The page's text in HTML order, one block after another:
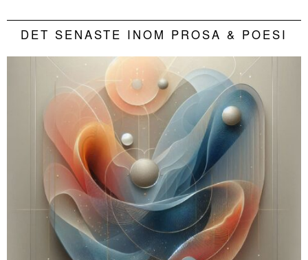
DET SENASTE INOM PROSA & POESI